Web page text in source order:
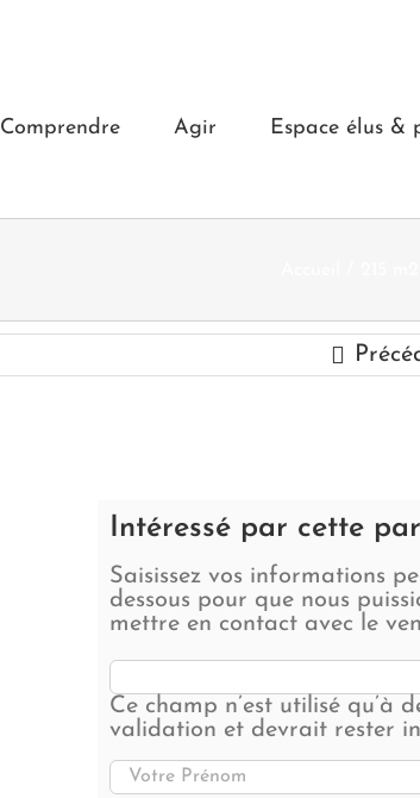
Comprendre Agir Espace élus &
Intéressé par cette
Saisissez vos informations
dessous pour que nous
mettre en contact avec le
Ce champ n’est utilisé qu’à
validation et devrait rester